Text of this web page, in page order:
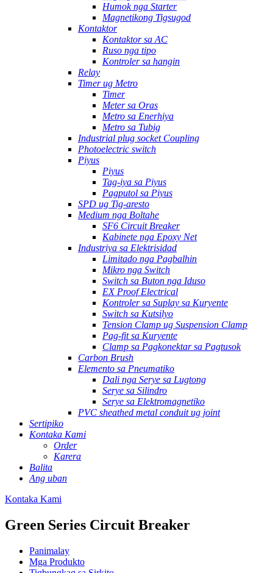
Humok nga Starter
Magnetikong Tigsugod
Kontaktor
Kontaktor sa AC
Ruso nga tipo
Kontroler sa hangin
Relay
Timer ug Metro
Timer
Meter sa Oras
Metro sa Enerhiya
Metro sa Tubig
Industrial plug socket Coupling
Photoelectric switch
Piyus
Piyus
Tag-iya sa Piyus
Pagputol sa Piyus
SPD ug Tig-aresto
Medium nga Boltahe
SF6 Circuit Breaker
Kabinete nga Epoxy Net
Industriya sa Elektrisidad
Limitado nga Pagbalhin
Mikro nga Switch
Switch sa Buton nga Iduso
EX Proof Electrical
Kontroler sa Suplay sa Kuryente
Switch sa Kutsilyo
Tension Clamp ug Suspension Clamp
Pag-fit sa Kuryente
Clamp sa Pagkonektar sa Pagtusok
Carbon Brush
Elemento sa Pneumatiko
Dali nga Serye sa Lugtong
Serye sa Silindro
Serye sa Elektromagnetiko
PVC sheathed metal conduit ug joint
Sertipiko
Kontaka Kami
Order
Karera
Balita
Ang uban
Kontaka Kami
Green Series Circuit Breaker
Panimalay
Mga Produkto